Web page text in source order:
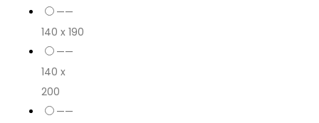
——
140 x 190
——
140 x
200
——